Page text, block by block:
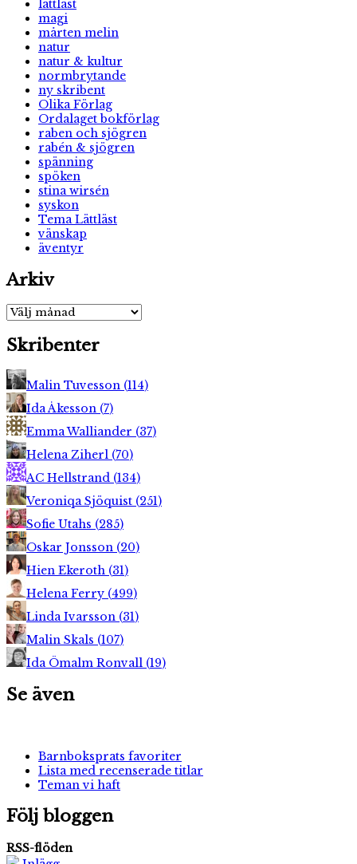
lättläst
magi
mårten melin
natur
natur & kultur
normbrytande
ny skribent
Olika Förlag
Ordalaget bokförlag
raben och sjögren
rabén & sjögren
spänning
spöken
stina wirsén
syskon
Tema Lättläst
vänskap
äventyr
Arkiv
Arkiv
Skribenter
Malin Tuvesson (114)
Ida Åkesson (7)
Emma Walliander (37)
Helena Ziherl (70)
AC Hellstrand (134)
Veroniqa Sjöquist (251)
Sofie Utahs (285)
Oskar Jonsson (20)
Hien Ekeroth (31)
Helena Ferry (499)
Linda Ivarsson (31)
Malin Skals (107)
Ida Ömalm Ronvall (19)
Se även
Barnboksprats favoriter
Lista med recenserade titlar
Teman vi haft
Följ bloggen
RSS-flöden